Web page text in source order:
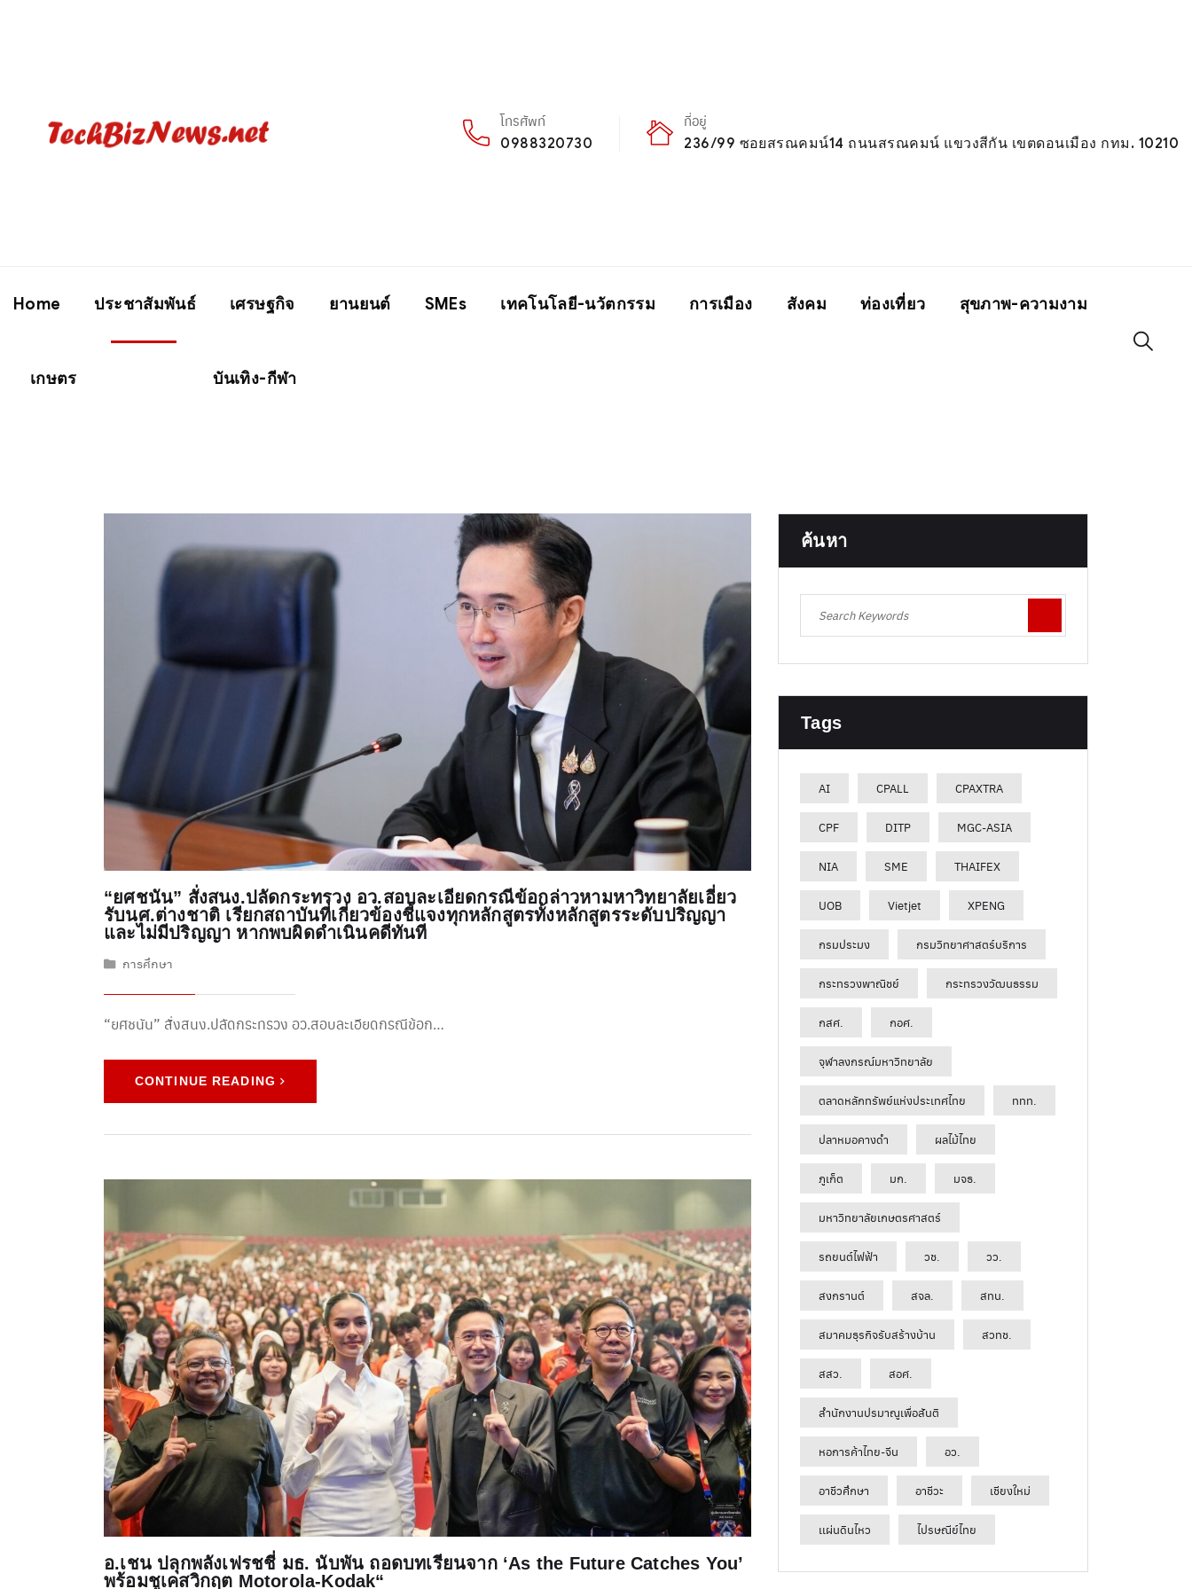
โทรศัพท์
0988320730
ที่อยู่
236/99 ซอยสรณคมน์14 ถนนสรณคมน์ แขวงสีกัน เขตดอนเมือง กทม. 10210
Home ประชาสัมพันธ์ เศรษฐกิจ ยานยนต์ SMEs เทคโนโลยี-นวัตกรรม การเมือง สังคม ท่องเที่ยว สุขภาพ-ความงาม
เกษตร บันเทิง-กีฬา
“ยศชนัน” สั่งสนง.ปลัดกระทรวง อว.สอบละเอียดกรณีข้อกล่าวหามหาวิทยาลัยเอี่ยว
รับนศ.ต่างชาติ เรียกสถาบันที่เกี่ยวข้องชี้แจงทุกหลักสูตรทั้งหลักสูตรระดับปริญญา
และไม่มีปริญญา หากพบผิดดำเนินคดีทันที
การศึกษา
“ยศชนัน” สั่งสนง.ปลัดกระทรวง อว.สอบละเอียดกรณีข้อก…
CONTINUE READING
อ.เชน ปลุกพลังเฟรชชี่ มธ. นับพัน ถอดบทเรียนจาก ‘As the Future Catches You’
พร้อมชูเคสวิกฤต Motorola-Kodak“
ค้นหา
Tags
AI CPALL CPAXTRA
CPF DITP MGC-ASIA
NIA SME THAIFEX
UOB Vietjet XPENG
กรมประมง กรมวิทยาศาสตร์บริการ
กระทรวงพาณิชย์ กระทรวงวัฒนธรรม
กสศ. กอศ.
จุฬาลงกรณ์มหาวิทยาลัย
ตลาดหลักทรัพย์แห่งประเทศไทย ททท.
ปลาหมอคางดำ ผลไม้ไทย
ภูเก็ต มก. มจธ.
มหาวิทยาลัยเกษตรศาสตร์
รถยนต์ไฟฟ้า วช. วว.
สงกรานต์ สจล. สทน.
สมาคมธุรกิจรับสร้างบ้าน สวทช.
สสว. สอศ.
สำนักงานปรมาณูเพื่อสันติ
หอการค้าไทย-จีน อว.
อาชีวศึกษา อาชีวะ เชียงใหม่
เเผ่นดินไหว ไปรษณีย์ไทย